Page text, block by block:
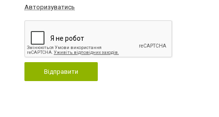
Авторизуватись
Відправити